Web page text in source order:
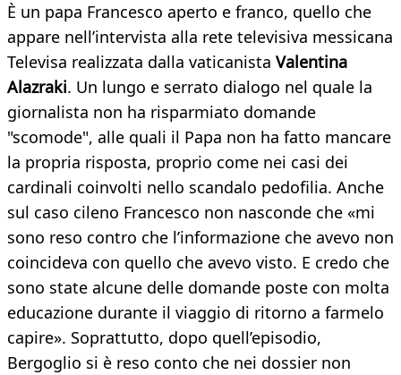
È un papa Francesco aperto e franco, quello che
appare nell’intervista alla rete televisiva messicana
Televisa realizzata dalla vaticanista Valentina
Alazraki. Un lungo e serrato dialogo nel quale la
giornalista non ha risparmiato domande
"scomode", alle quali il Papa non ha fatto mancare
la propria risposta, proprio come nei casi dei
cardinali coinvolti nello scandalo pedofilia. Anche
sul caso cileno Francesco non nasconde che «mi
sono reso contro che l’informazione che avevo non
coincideva con quello che avevo visto. E credo che
sono state alcune delle domande poste con molta
educazione durante il viaggio di ritorno a farmelo
capire». Soprattutto, dopo quell’episodio,
Bergoglio si è reso conto che nei dossier non